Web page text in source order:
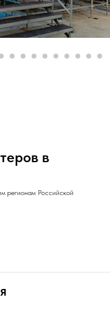
в
регионам Российской